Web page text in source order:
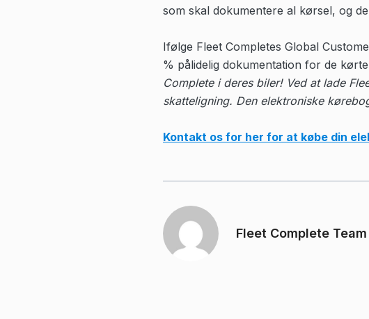
som skal dokumentere al kørsel, og
Ifølge Fleet Completes Global
% pålidelig dokumentation for de
Complete i deres biler! Ved at lade
skatteligning. Den elektroniske
Kontakt os for her for at købe din
Fleet Complete Team